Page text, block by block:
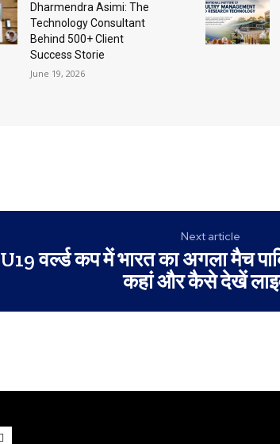
Dharmendra Asimi: The
Technology Consultant
Behind 500+ Client
Success Storie
June 19, 2026
Next article
U19 वर्ल्ड कप में भारत का अगला मैच
कहां और कैसे देखें